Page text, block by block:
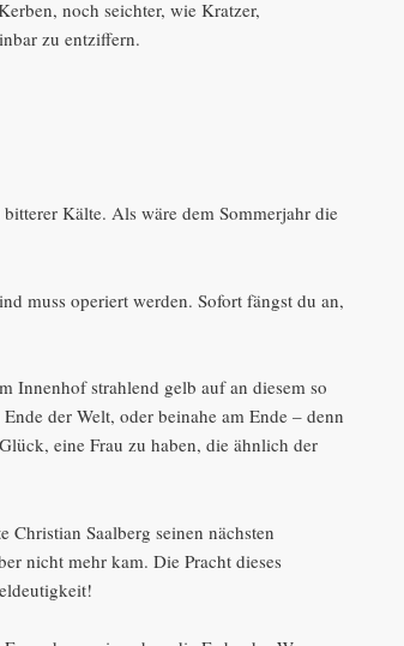
noch seichter, wie Kratzer,
zu entziffern.
Kälte. Als wäre dem Sommerjahr die
muss operiert werden. Sofort fängst du an,
Innenhof strahlend gelb auf an diesem so
der Welt, oder beinahe am Ende – denn
eine Frau zu haben, die ähnlich der
Saalberg seinen nächsten
nicht mehr kam. Die Pracht dieses